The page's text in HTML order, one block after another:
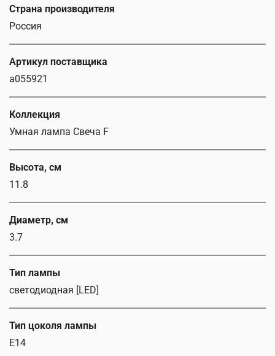
Страна производителя
Россия
Артикул поставщика
a055921
Коллекция
Умная лампа Свеча F
Высота, см
11.8
Диаметр, см
3.7
Тип лампы
светодиодная [LED]
Тип цоколя лампы
E14